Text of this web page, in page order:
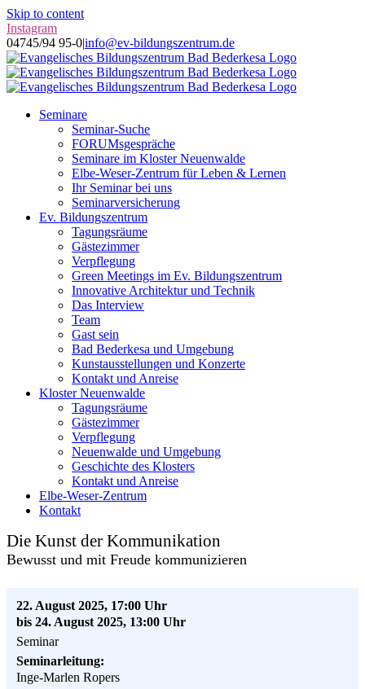
Skip to content
Instagram
04745/94 95-0|info@ev-bildungszentrum.de
Seminare
Seminar-Suche
FORUMsgespräche
Seminare im Kloster Neuenwalde
Elbe-Weser-Zentrum für Leben & Lernen
Ihr Seminar bei uns
Seminarversicherung
Ev. Bildungszentrum
Tagungsräume
Gästezimmer
Verpflegung
Green Meetings im Ev. Bildungszentrum
Innovative Architektur und Technik
Das Interview
Team
Gast sein
Bad Bederkesa und Umgebung
Kunstausstellungen und Konzerte
Kontakt und Anreise
Kloster Neuenwalde
Tagungsräume
Gästezimmer
Verpflegung
Neuenwalde und Umgebung
Geschichte des Klosters
Kontakt und Anreise
Elbe-Weser-Zentrum
Kontakt
Die Kunst der Kommunikation
Bewusst und mit Freude kommunizieren
22. August 2025, 17:00 Uhr
bis 24. August 2025, 13:00 Uhr
Seminar
Seminarleitung:
Inge-Marlen Ropers